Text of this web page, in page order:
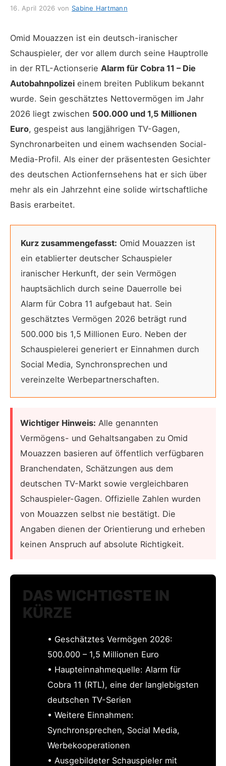
16. April 2026 von Sabine Hartmann
Omid Mouazzen ist ein deutsch-iranischer
Schauspieler, der vor allem durch seine Hauptrolle
in der RTL-Actionserie Alarm für Cobra 11 – Die
Autobahnpolizei einem breiten Publikum bekannt
wurde. Sein geschätztes Nettovermögen im Jahr
2026 liegt zwischen 500.000 und 1,5 Millionen
Euro, gespeist aus langjährigen TV-Gagen,
Synchronarbeiten und einem wachsenden Social-
Media-Profil. Als einer der präsentesten Gesichter
des deutschen Actionfernsehens hat er sich über
mehr als ein Jahrzehnt eine solide wirtschaftliche
Basis erarbeitet.
Kurz zusammengefasst: Omid Mouazzen ist
ein etablierter deutscher Schauspieler
iranischer Herkunft, der sein Vermögen
hauptsächlich durch seine Dauerrolle bei
Alarm für Cobra 11 aufgebaut hat. Sein
geschätztes Vermögen 2026 beträgt rund
500.000 bis 1,5 Millionen Euro. Neben der
Schauspielerei generiert er Einnahmen durch
Social Media, Synchronsprechen und
vereinzelte Werbepartnerschaften.
Wichtiger Hinweis: Alle genannten
Vermögens- und Gehaltsangaben zu Omid
Mouazzen basieren auf öffentlich verfügbaren
Branchendaten, Schätzungen aus dem
deutschen TV-Markt sowie vergleichbaren
Schauspieler-Gagen. Offizielle Zahlen wurden
von Mouazzen selbst nie bestätigt. Die
Angaben dienen der Orientierung und erheben
keinen Anspruch auf absolute Richtigkeit.
DAS WICHTIGSTE IN
KÜRZE
• Geschätztes Vermögen 2026:
500.000 – 1,5 Millionen Euro
• Haupteinnahmequelle: Alarm für
Cobra 11 (RTL), eine der langlebigsten
deutschen TV-Serien
• Weitere Einnahmen:
Synchronsprechen, Social Media,
Werbekooperationen
• Ausgebildeter Schauspieler mit